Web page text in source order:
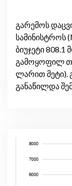
გარემოს
სამინისტროს
ბიუჯეტი
გამოყოფილ
ლარით მეტი).
განაწილდა